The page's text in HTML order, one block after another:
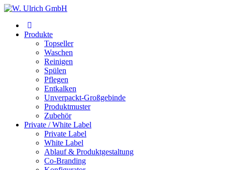
Produkte
Topseller
Waschen
Reinigen
Spülen
Pflegen
Entkalken
Unverpackt-Großgebinde
Produktmuster
Zubehör
Private / White Label
Private Label
White Label
Ablauf & Produktgestaltung
Co-Branding